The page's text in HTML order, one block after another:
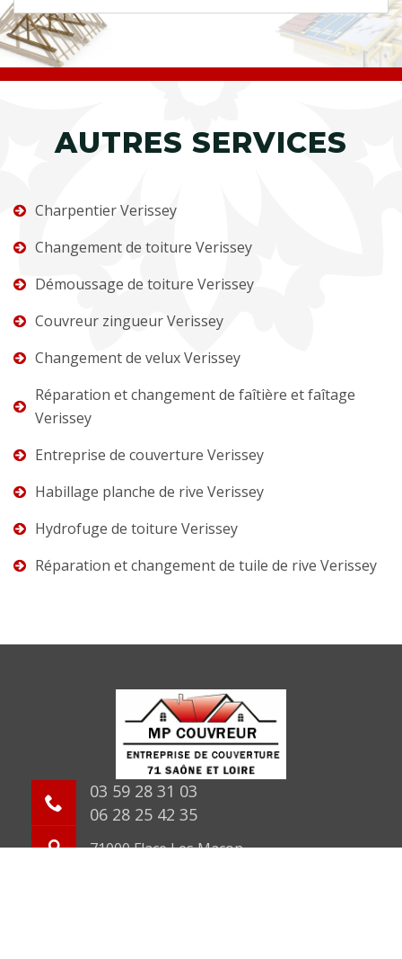
AUTRES SERVICES
Charpentier Verissey
Changement de toiture Verissey
Démoussage de toiture Verissey
Couvreur zingueur Verissey
Changement de velux Verissey
Réparation et changement de faîtière et faîtage
Verissey
Entreprise de couverture Verissey
Habillage planche de rive Verissey
Hydrofuge de toiture Verissey
Réparation et changement de tuile de rive Verissey
03 59 28 31 03
06 28 25 42 35
71000 Flace Les Macon